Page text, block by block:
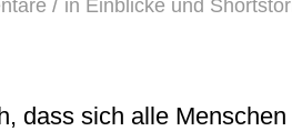
in Einblicke und
dass sich alle